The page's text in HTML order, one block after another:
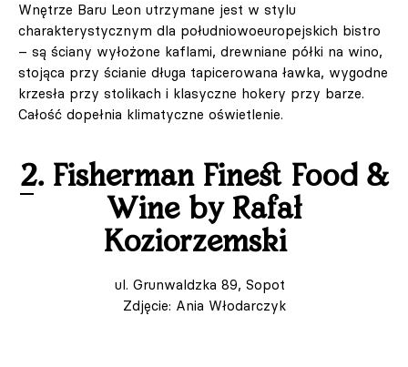
Wnętrze Baru Leon utrzymane jest w stylu
charakterystycznym dla południowoeuropejskich bistro
– są ściany wyłożone kaflami, drewniane półki na wino,
stojąca przy ścianie długa tapicerowana ławka, wygodne
krzesła przy stolikach i klasyczne hokery przy barze.
Całość dopełnia klimatyczne oświetlenie.
2. Fisherman Finest Food &
Wine by Rafał
Koziorzemski
ul. Grunwaldzka 89, Sopot
Zdjęcie: Ania Włodarczyk